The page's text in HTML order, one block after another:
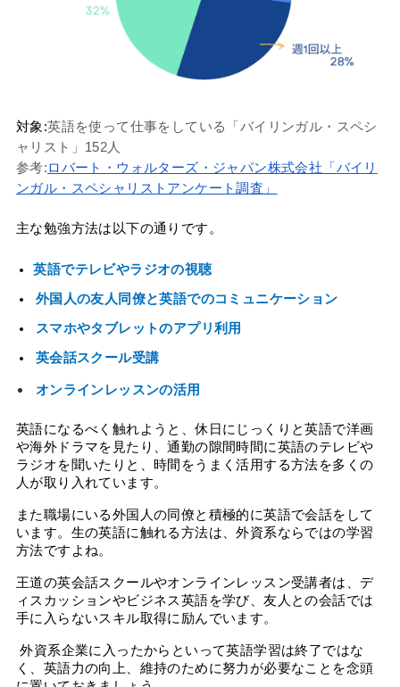
対象:英語を使って仕事をしている「バイリンガル・スペシ
ャリスト」152人
参考:ロバート・ウォルターズ・ジャパン株式会社「バイリ
ンガル・スペシャリストアンケート調査」
主な勉強方法は以下の通りです。
英語でテレビやラジオの視聴
外国人の友人同僚と英語でのコミュニケーション
スマホやタブレットのアプリ利用
英会話スクール受講
オンラインレッスンの活用
英語になるべく触れようと、休日にじっくりと英語で洋画
や海外ドラマを見たり、通勤の隙間時間に英語のテレビや
ラジオを聞いたりと、時間をうまく活用する方法を多くの
人が取り入れています。
また職場にいる外国人の同僚と積極的に英語で会話をして
います。生の英語に触れる方法は、外資系ならではの学習
方法ですよね。
王道の英会話スクールやオンラインレッスン受講者は、デ
ィスカッションやビジネス英語を学び、友人との会話では
手に入らないスキル取得に励んでいます。
外資系企業に入ったからといって英語学習は終了ではな
く、英語力の向上、維持のために努力が必要なことを念頭